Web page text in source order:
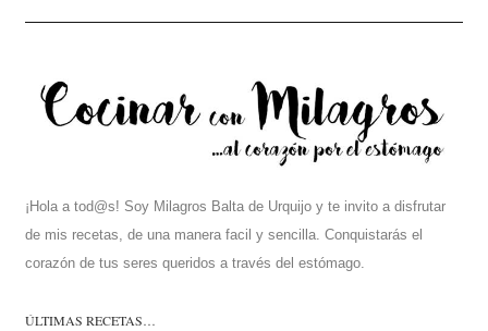
¡Hola a tod@s! Soy Milagros Balta de Urquijo y te invito a disfrutar
de mis recetas, de una manera facil y sencilla. Conquistarás el
corazón de tus seres queridos a través del estómago.
ÚLTIMAS RECETAS…